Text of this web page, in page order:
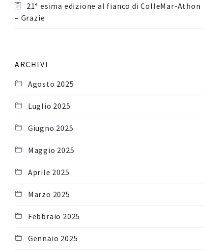
21° esima edizione al fianco di ColleMar-Athon
– Grazie
ARCHIVI
Agosto 2025
Luglio 2025
Giugno 2025
Maggio 2025
Aprile 2025
Marzo 2025
Febbraio 2025
Gennaio 2025